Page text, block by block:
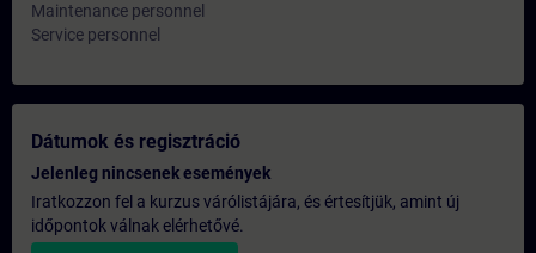
Maintenance personnel
Service personnel
Dátumok és regisztráció
Jelenleg nincsenek események
Iratkozzon fel a kurzus várólistájára, és értesítjük, amint új
időpontok válnak elérhetővé.